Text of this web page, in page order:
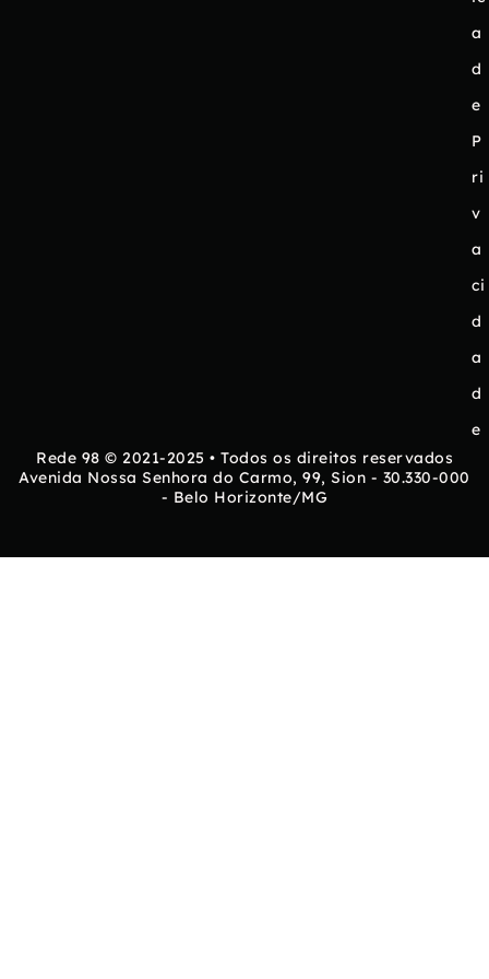
a
d
e
P
ri
v
a
ci
d
a
d
e
Rede 98 © 2021-2025 • Todos os direitos reservados
Avenida Nossa Senhora do Carmo, 99, Sion - 30.330-000
- Belo Horizonte/MG